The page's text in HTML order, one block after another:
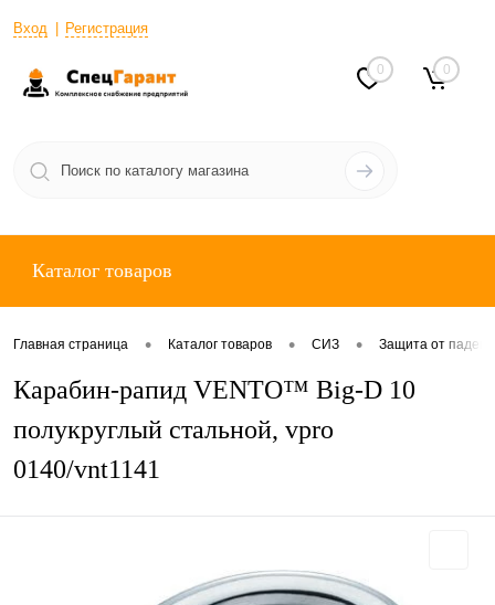
Вход Регистрация
0 0
Каталог товаров
Главная страница • Каталог товаров • СИЗ • Защита от
Карабин-рапид VENTO™ Big-D 10
полукруглый стальной, vpro
0140/vnt1141